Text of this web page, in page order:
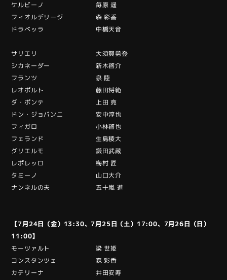
ケルビーノ 毎原 遥
フィオルデリージ 森 彩香
ドラベッラ 中橋天音
サリエリ 大須賀勇登
シカネーダー 新木啓介
フランツ 泉 陸
レオポルト 藤田将範
ダ・ポンテ 上田 亮
ドン・ジョバンニ 安中淳也
フィガロ 小林啓也
フェランド 生島稜大
グリエルモ 鎌田武蔵
レポレッロ 梅村 匠
タミーノ 山口大介
ナンネルの夫 五十嵐 進
【7月24日（金）13:30、7月25日（土）17:00、7月26日（日）
11:00】
モーツァルト 梁 世姫
コンスタンツェ 森 彩香
カテリーナ 井田安寿